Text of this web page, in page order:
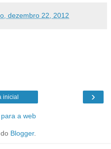
dezembro 22, 2012
›
inicial
a web
Blogger.